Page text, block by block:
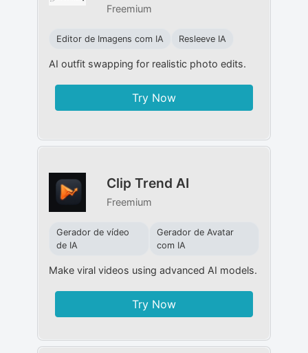
Freemium
Editor de Imagens com IA Resleeve IA
AI outfit swapping for realistic photo edits.
Try Now
Clip Trend AI
Freemium
Gerador de vídeo
de IA
Gerador de Avatar
com IA
Make viral videos using advanced AI models.
Try Now